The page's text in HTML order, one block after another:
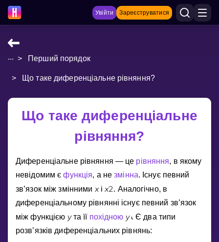
Увійти Зареєструватися
НАВЧАЛЬНІ МАТЕРІАЛИ
Curriculum
Показати більше
ІГРИ
Multiplication Master
Джуніор-матем
Показати більше
Invite a Friend
... > Перший порядок
> Що таке диференціальне рівняння?
Що таке диференціальне
рівняння?
Диференцiальне рiвняння — це рiвняння, в якому
невiдомим єфункцiя, а незмiнна. Iснує певний
зв’язок мiж змiнними xi x2. Аналогiчно, в
диференцiальному рiвняннi iснує певний зв’язок
мiж функцiєю yта її похiдною y′. Є два типи
розв’язкiв диференцiальних рiвнянь: